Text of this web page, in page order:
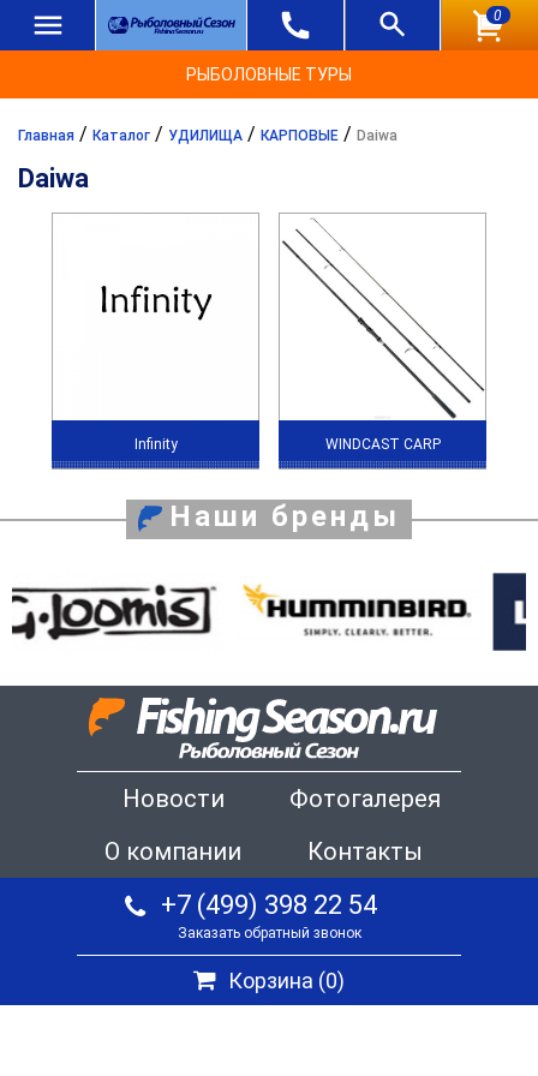
0
РЫБОЛОВНЫЕ ТУРЫ
Главная / Каталог / УДИЛИЩА / КАРПОВЫЕ / Daiwa
Daiwa
Infinity WINDCAST CARP
Наши бренды
Новости
Фотогалерея
О компании
Контакты
+7 (499) 398 22 54
Заказать обратный звонок
Корзина (0)